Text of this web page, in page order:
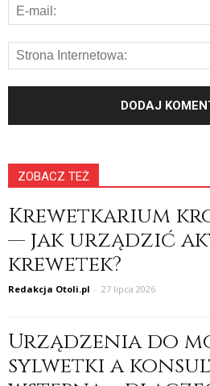
ZOBACZ TEŻ
Krewetkarium
— jak urządzić
krewetek?
Redakcja Otoli.pl - 27 lipca 2026
Urządzenia do
sylwetki a